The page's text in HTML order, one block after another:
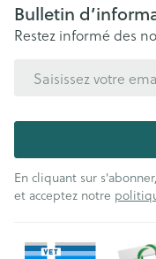
Bulletin
Restez informé des
En cliquant sur
et acceptez notre